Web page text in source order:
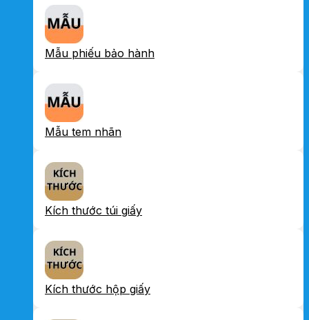
Mẫu phiếu bảo hành
Mẫu tem nhãn
Kích thước túi giấy
Kích thước hộp giấy